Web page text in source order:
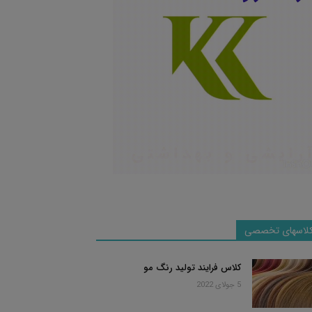
تخصصی
کلاس فرایند تولید رنگ مو
5 جولای 2022